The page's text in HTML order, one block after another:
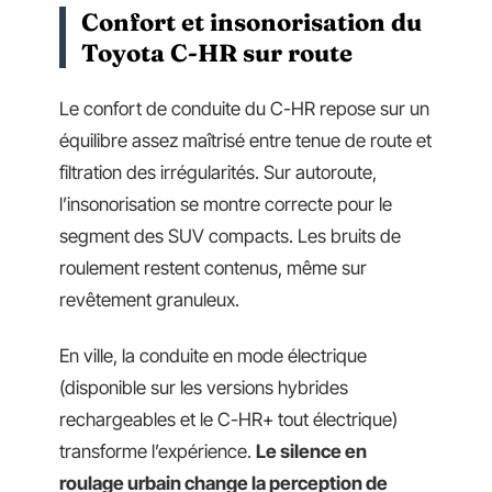
Confort et insonorisation du
Toyota C-HR sur route
Le confort de conduite du C-HR repose sur un
équilibre assez maîtrisé entre tenue de route et
filtration des irrégularités. Sur autoroute,
l’insonorisation se montre correcte pour le
segment des SUV compacts. Les bruits de
roulement restent contenus, même sur
revêtement granuleux.
En ville, la conduite en mode électrique
(disponible sur les versions hybrides
rechargeables et le C-HR+ tout électrique)
transforme l’expérience. Le silence en
roulage urbain change la perception de